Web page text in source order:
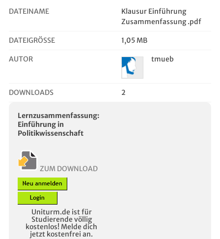
DATEINAME
Klausur Einführung
Zusammenfassung .pdf
DATEIGRÖSSE 1,05 MB
AUTOR tmueb
DOWNLOADS 2
Lernzusammenfassung:
Einführung in
Politikwissenschaft
ZUM DOWNLOAD
Uniturm.de ist für
Studierende völlig
kostenlos! Melde dich
jetzt kostenfrei an.